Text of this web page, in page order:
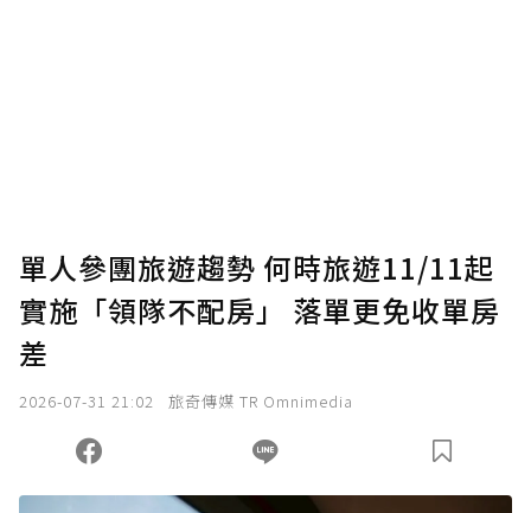
單人參團旅遊趨勢 何時旅遊11/11起
實施「領隊不配房」 落單更免收單房
差
2026-07-31 21:02 旅奇傳媒 TR Omnimedia